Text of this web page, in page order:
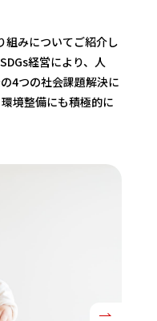
組みについてご紹介し
経営により、人
4つの社会課題解決に
境整備にも積極的に